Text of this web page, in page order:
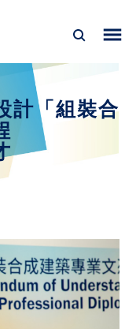
計「組裝合